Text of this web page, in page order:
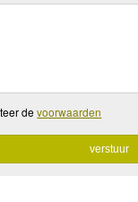
devoorwaarden